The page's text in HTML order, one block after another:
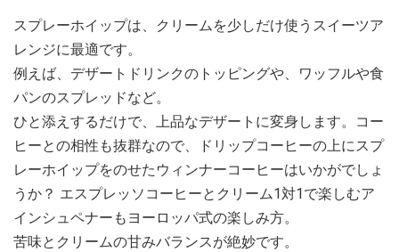
スプレーホイップは、クリームを少しだけ使うスイーツア
レンジに最適です。
例えば、デザートドリンクのトッピングや、ワッフルや食
パンのスプレッドなど。
ひと添えするだけで、上品なデザートに変身します。コー
ヒーとの相性も抜群なので、ドリップコーヒーの上にスプ
レーホイップをのせたウィンナーコーヒーはいかがでしょ
うか？ エスプレッソコーヒーとクリーム1対1で楽しむア
インシュペナーもヨーロッパ式の楽しみ方。
苦味とクリームの甘みバランスが絶妙です。